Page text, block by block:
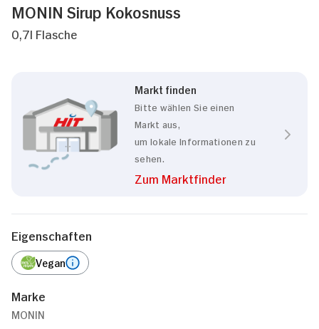
MONIN Sirup Kokosnuss
0,7l Flasche
Markt finden
Bitte wählen Sie einen
Markt aus,
um lokale Informationen zu
sehen.
Zum Marktfinder
Eigenschaften
Vegan
Marke
MONIN